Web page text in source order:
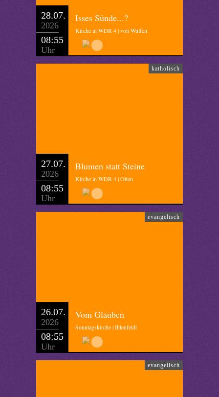
28.07.
2026
08:55
Uhr
Isses Sünde...?
Kirche in WDR 4 | von Wulfen
katholisch
27.07.
2026
08:55
Uhr
Blumen statt Steine
Kirche in WDR 4 | Otten
evangelisch
26.07.
2026
08:55
Uhr
Vom Glauben
Sonntagskirche | Ihlenfeldt
evangelisch